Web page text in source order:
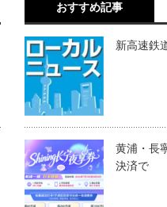
おすすめ記事
新高速鉄
黄浦・長
決済で